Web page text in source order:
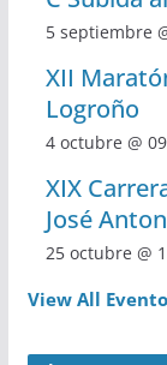
5 septiembre
XII
Logroño
4 octubre @
XIX
José
25 octubre @
View All